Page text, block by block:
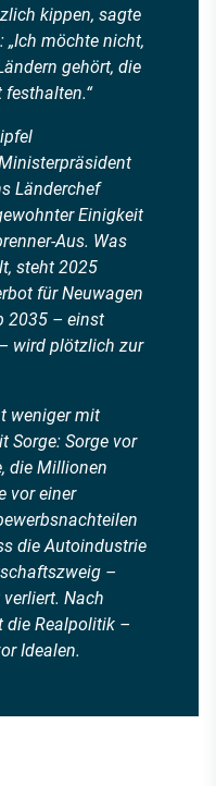
kippen, sagte
„Ich möchte nicht,
gehört, die
Länderchef
Einigkeit
Aus. Was
steht 2025
für Neuwagen
2035 – einst
wird plötzlich zur
weniger mit
Sorge: Sorge vor
die Millionen
vor einer
die Autoindustrie
–
Nach
die Realpolitik –
Idealen.